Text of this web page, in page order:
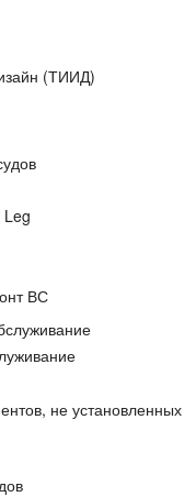
(ТИИД)
ВС
не установленных